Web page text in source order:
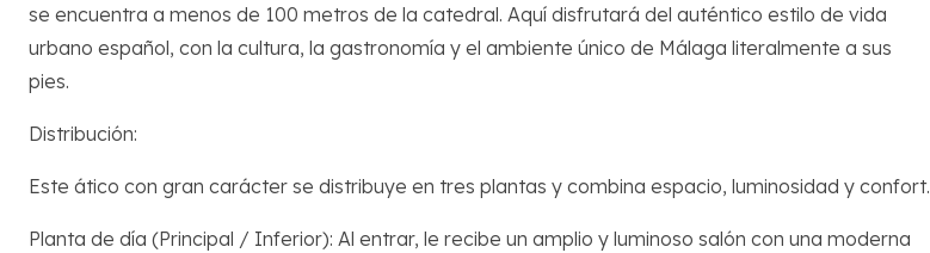
se encuentra a menos de 100 metros de la catedral. Aquí disfrutará del auténtico estilo de vida
urbano español, con la cultura, la gastronomía y el ambiente único de Málaga literalmente a sus
pies.
Distribución:
Este ático con gran carácter se distribuye en tres plantas y combina espacio, luminosidad y confort.
Planta de día (Principal / Inferior): Al entrar, le recibe un amplio y luminoso salón con una moderna